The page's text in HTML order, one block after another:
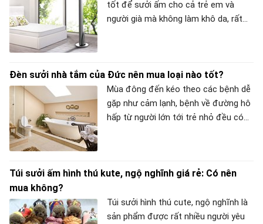
lại là một yếu tố quan trọng có ảnh
hưởng tới hiệu quả làm ấm của đèn.
mình nhé!
tốt để sưởi ấm cho cả trẻ em và
người già mà không làm khô da, rất
4 mẫu quạt sưởi ceramic Korihome
dưới đây.
Đèn sưởi nhà tắm của Đức nên mua loại nào tốt?
Mùa đông đến kéo theo các bệnh dễ
gặp như cảm lạnh, bệnh về đường hô
hấp từ người lớn tới trẻ nhỏ đều có
sưởi trong nhà tắm vì đây là lúc
nay META sẽ giới thiệu cho các bạn
dòng sản phẩm đèn sưởi chất lượng
Túi sưởi ấm hình thú kute, ngộ nghĩnh giá rẻ: Có nên
mua không?
Túi sưởi hình thú cute, ngộ nghĩnh là
sản phẩm được rất nhiều người yêu